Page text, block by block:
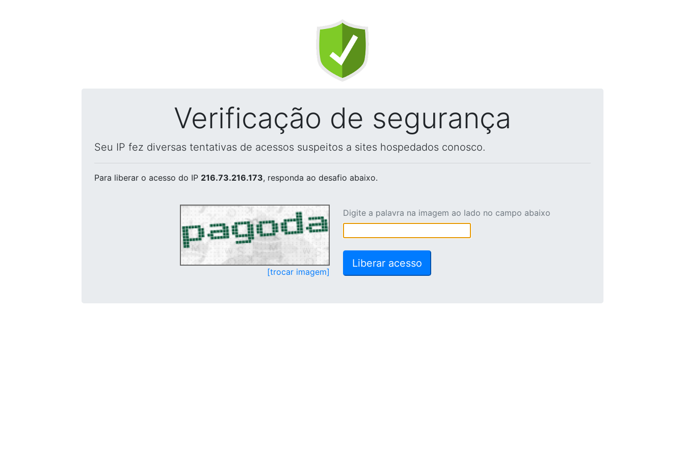
Verificação de segurança
Seu IP fez diversas tentativas de acessos suspeitos a sites hospedados conosco.
Para liberar o acesso do IP 216.73.216.173, responda ao desafio abaixo.
[trocar imagem]
Digite a palavra na imagem ao lado no campo abaixo